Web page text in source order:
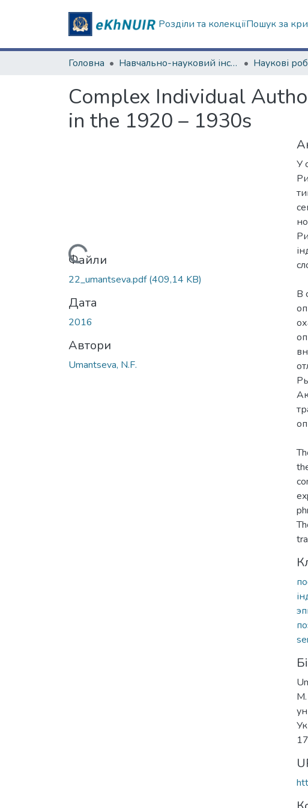
Розділи та колекціїПошук за
Головна Навчально-науковий інститут філософії, культурології, політології
Complex Individual
in the 1920 – 1930s
Вантажиться...Файли
22_umantseva.pdf(409,14 KB)
Дата
2016
Автори
Umantseva, N.F.
У
В